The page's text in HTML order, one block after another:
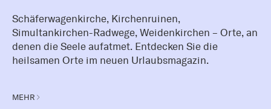
Schäferwagenkirche, Kirchenruinen,
Simultankirchen-Radwege, Weidenkirchen – Orte, an
denen die Seele aufatmet. Entdecken Sie die
heilsamen Orte im neuen Urlaubsmagazin.
MEHR